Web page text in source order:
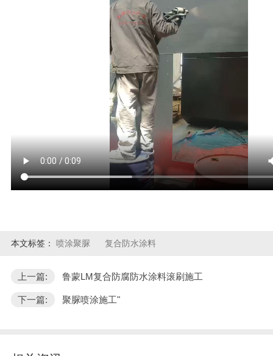
本文标签： 喷涂聚脲 复合防水涂料
上一篇: 鲁蒙LM复合防腐防水涂料滚刷施工
下一篇: 聚脲喷涂施工"